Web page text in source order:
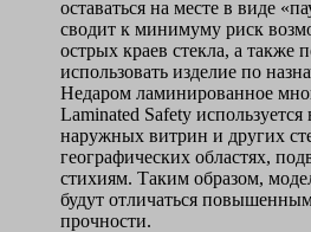
оставаться на месте в виде
сводит к минимуму риск
острых краев стекла, а также
использовать изделие по
Недаром ламинированное
Laminated Safety используется
наружных витрин и других
географических областях,
стихиям. Таким образом,
будут отличаться
прочности.